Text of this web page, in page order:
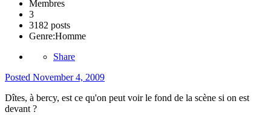
Membres
3
3182 posts
Genre:Homme
Share
Posted November 4, 2009
Dîtes, à bercy, est ce qu'on peut voir le fond de la scène si on est
devant ?